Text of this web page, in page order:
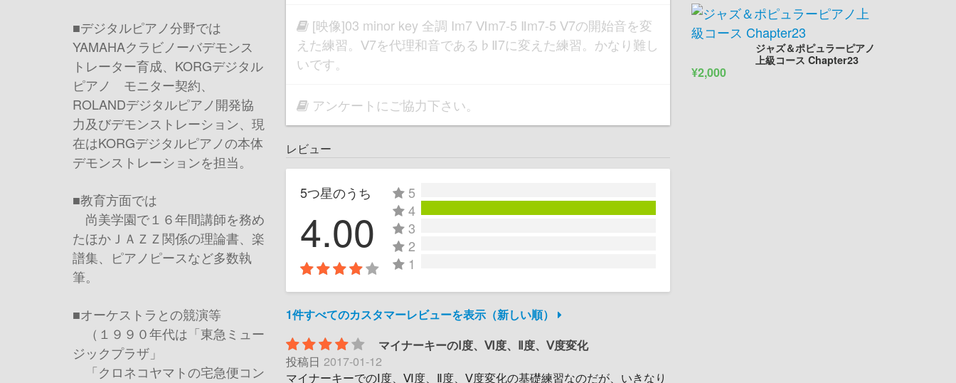
■デジタルピアノ分野では
YAMAHAクラビノーバデモンス
トレーター育成、KORGデジタル
ピアノ モニター契約、
ROLANDデジタルピアノ開発協
力及びデモンストレーション、現
在はKORGデジタルピアノの本体
デモンストレーションを担当。
■教育方面では
尚美学園で１６年間講師を務め
たほかＪＡＺＺ関係の理論書、楽
譜集、ピアノピースなど多数執
筆。
■オーケストラとの競演等
（１９９０年代は「東急ミュー
ジックプラザ」
「クロネコヤマトの宅急便コン
[映像]03 minor key 全調 Ⅰm7 Ⅵm7-5 Ⅱm7-5 Ⅴ7の開始音を変
えた練習。Ⅴ7を代理和音である♭Ⅱ7に変えた練習。かなり難し
いです。
アンケートにご協力下さい。
レビュー
5つ星のうち
4.00
5
4
3
2
1
1件すべてのカスタマーレビューを表示（新しい順）
マイナーキーのⅠ度、Ⅵ度、Ⅱ度、Ⅴ度変化
投稿日 2017-01-12
マイナーキーでのⅠ度、Ⅵ度、Ⅱ度、Ⅴ度変化の基礎練習なのだが、いきなり
ジャズ＆ポピュラーピアノ
上級コース Chapter23
¥2,000